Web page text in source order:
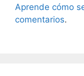
Aprende cómo
comentarios.